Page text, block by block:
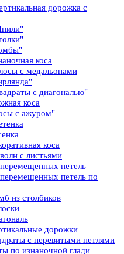
дорожка с
коса
с медальонами
с диагональю"
коса
с ажуром"
коса
с листьями
петель
петель по
из столбиков
дорожки
с перевитыми петлями
по изнаночной глади